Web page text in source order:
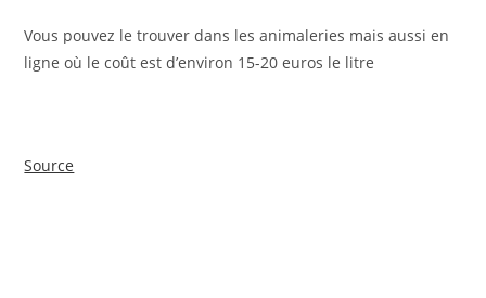
Vous pouvez le trouver dans les animaleries mais aussi en
ligne où le coût est d’environ 15-20 euros le litre
Source